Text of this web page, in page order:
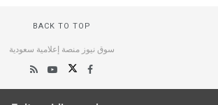
BACK TO TOP
سوق نيوز منصة إعلامية سعودية